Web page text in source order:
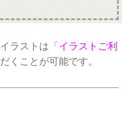
ラストは「 イラストご利
くことが可能です。